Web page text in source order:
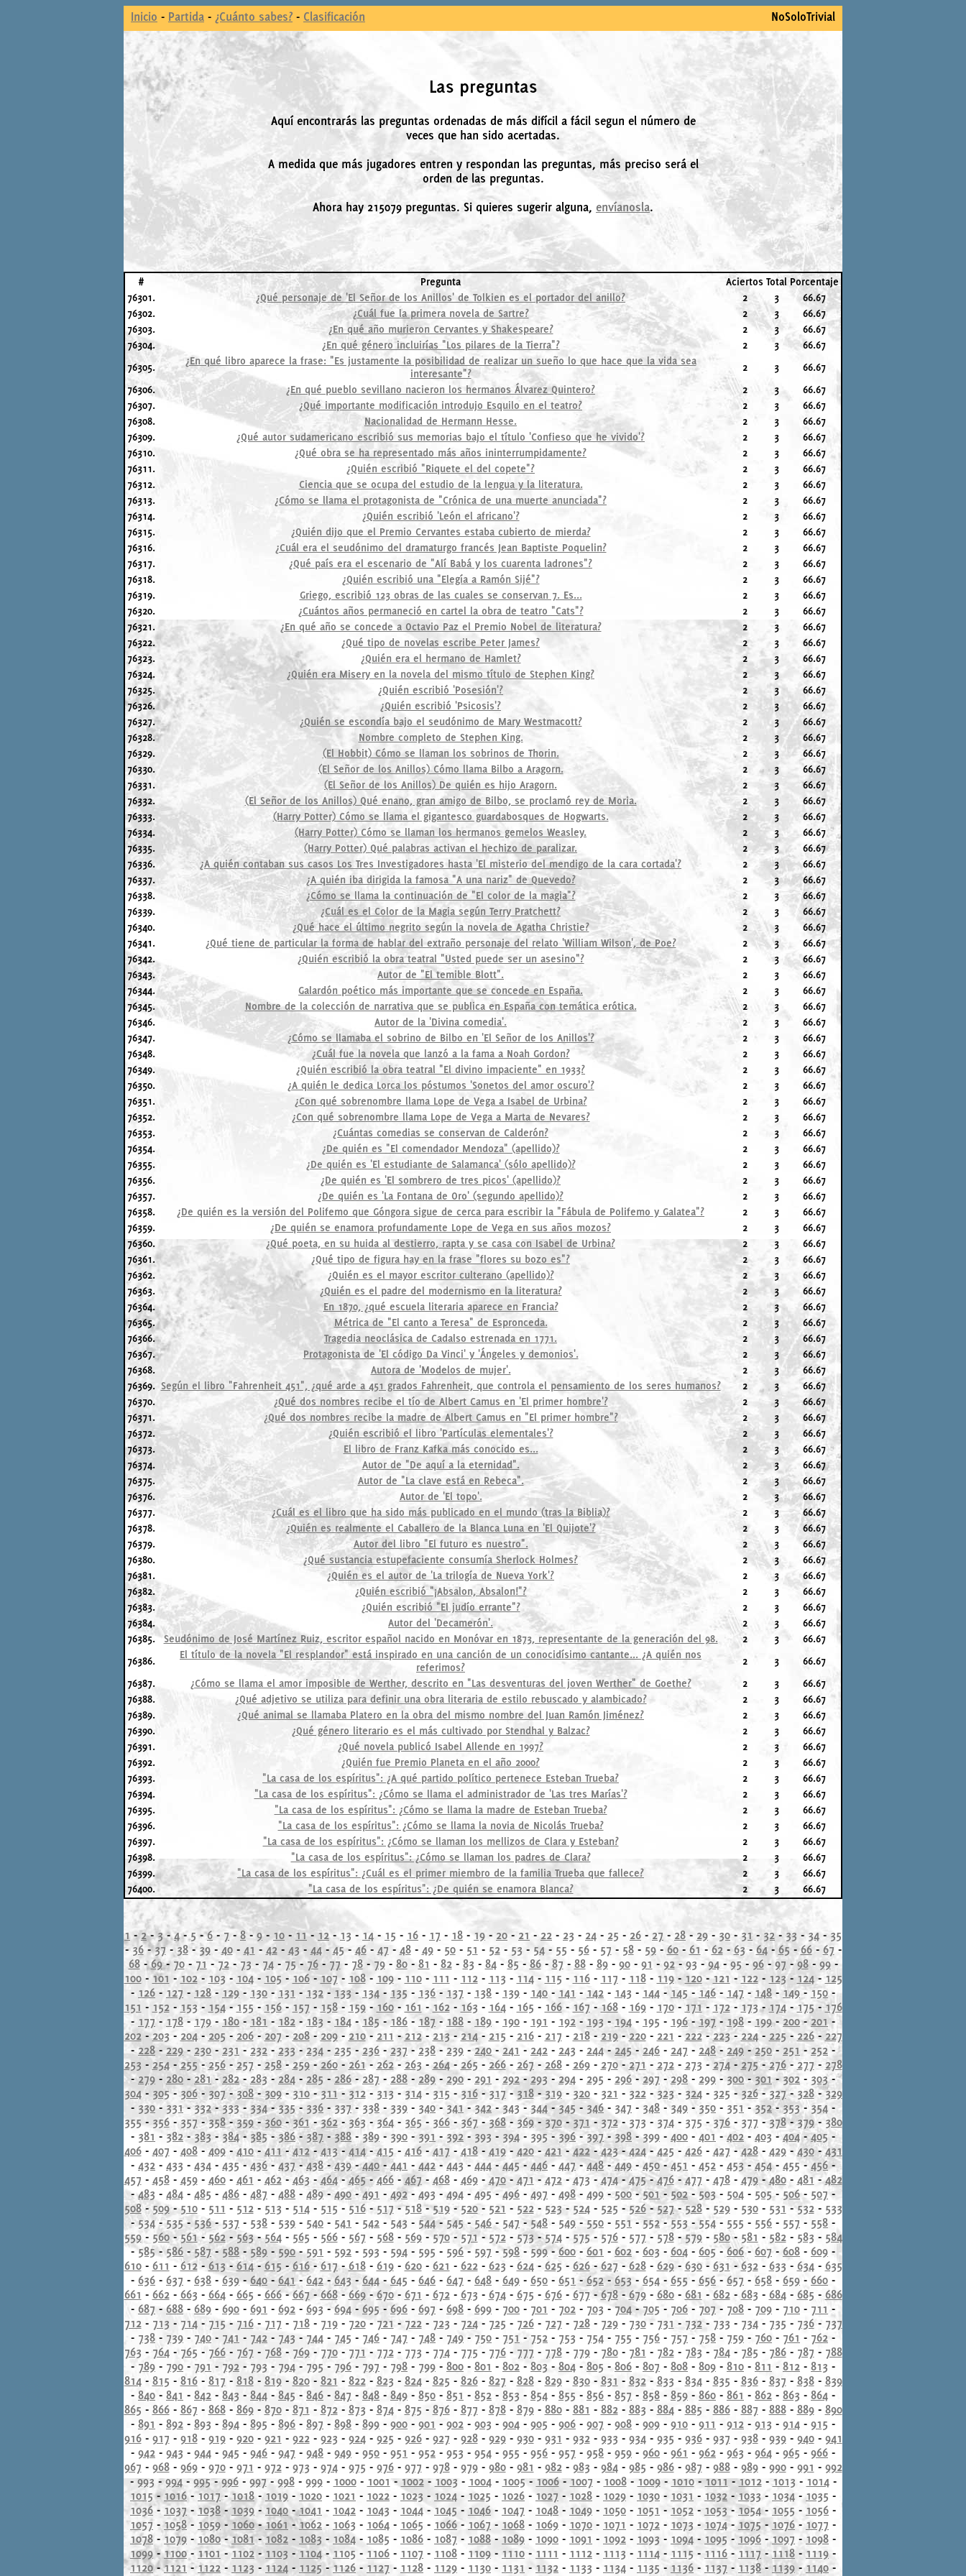
Inicio - Partida - ¿Cuánto sabes? - Clasificación NoSoloTrivial
Las preguntas
Aquí encontrarás las preguntas ordenadas de más difícil a fácil segun el número de
veces que han sido acertadas.
A medida que más jugadores entren y respondan las preguntas, más preciso será el
orden de las preguntas.
Ahora hay 215079 preguntas. Si quieres sugerir alguna, envíanosla.
# Pregunta Aciertos Total Porcentaje
76301.
¿Qué personaje de 'El Señor de los Anillos' de Tolkien es el portador del anillo? 2 3
66.67
76302.
¿Cuál fue la primera novela de Sartre? 2 3
66.67
76303.
¿En qué año murieron Cervantes y Shakespeare? 2 3
66.67
76304.
¿En qué género incluirías "Los pilares de la Tierra"? 2 3
66.67
76305.
¿En qué libro aparece la frase: "Es justamente la posibilidad de realizar un sueño lo que hace que la vida sea
interesante"?
2 3
66.67
76306.
¿En qué pueblo sevillano nacieron los hermanos Álvarez Quintero? 2 3
66.67
76307.
¿Qué importante modificación introdujo Esquilo en el teatro? 2 3
66.67
76308.
Nacionalidad de Hermann Hesse. 2 3
66.67
76309.
¿Qué autor sudamericano escribió sus memorias bajo el título 'Confieso que he vivido'? 2 3
66.67
76310.
¿Qué obra se ha representado más años ininterrumpidamente? 2 3
66.67
76311.
¿Quién escribió "Riquete el del copete"? 2 3
66.67
76312.
Ciencia que se ocupa del estudio de la lengua y la literatura. 2 3
66.67
76313.
¿Cómo se llama el protagonista de "Crónica de una muerte anunciada"? 2 3
66.67
76314.
¿Quién escribió 'León el africano'? 2 3
66.67
76315.
¿Quién dijo que el Premio Cervantes estaba cubierto de mierda? 2 3
66.67
76316.
¿Cuál era el seudónimo del dramaturgo francés Jean Baptiste Poquelin? 2 3
66.67
76317.
¿Qué país era el escenario de "Alí Babá y los cuarenta ladrones"? 2 3
66.67
76318.
¿Quién escribió una "Elegía a Ramón Sijé"? 2 3
66.67
76319.
Griego, escribió 123 obras de las cuales se conservan 7. Es... 2 3
66.67
76320.
¿Cuántos años permaneció en cartel la obra de teatro "Cats"? 2 3
66.67
76321.
¿En qué año se concede a Octavio Paz el Premio Nobel de literatura? 2 3
66.67
76322.
¿Qué tipo de novelas escribe Peter James? 2 3
66.67
76323.
¿Quién era el hermano de Hamlet? 2 3
66.67
76324.
¿Quién era Misery en la novela del mismo título de Stephen King? 2 3
66.67
76325.
¿Quién escribió 'Posesión'? 2 3
66.67
76326.
¿Quién escribió 'Psicosis'? 2 3
66.67
76327.
¿Quién se escondía bajo el seudónimo de Mary Westmacott? 2 3
66.67
76328.
Nombre completo de Stephen King. 2 3
66.67
76329.
(El Hobbit) Cómo se llaman los sobrinos de Thorin. 2 3
66.67
76330.
(El Señor de los Anillos) Cómo llama Bilbo a Aragorn. 2 3
66.67
76331.
(El Señor de los Anillos) De quién es hijo Aragorn. 2 3
66.67
76332.
(El Señor de los Anillos) Qué enano, gran amigo de Bilbo, se proclamó rey de Moria. 2 3
66.67
76333.
(Harry Potter) Cómo se llama el gigantesco guardabosques de Hogwarts. 2 3
66.67
76334.
(Harry Potter) Cómo se llaman los hermanos gemelos Weasley. 2 3
66.67
76335.
(Harry Potter) Qué palabras activan el hechizo de paralizar. 2 3
66.67
76336.
¿A quién contaban sus casos Los Tres Investigadores hasta 'El misterio del mendigo de la cara cortada'? 2 3
66.67
76337.
¿A quién iba dirigida la famosa "A una nariz" de Quevedo? 2 3
66.67
76338.
¿Cómo se llama la continuación de "El color de la magia"? 2 3
66.67
76339.
¿Cuál es el Color de la Magia según Terry Pratchett? 2 3
66.67
76340.
¿Qué hace el último negrito según la novela de Agatha Christie? 2 3
66.67
76341.
¿Qué tiene de particular la forma de hablar del extraño personaje del relato 'William Wilson', de Poe? 2 3
66.67
76342.
¿Quién escribió la obra teatral "Usted puede ser un asesino"? 2 3
66.67
76343.
Autor de "El temible Blott". 2 3
66.67
76344.
Galardón poético más importante que se concede en España. 2 3
66.67
76345.
Nombre de la colección de narrativa que se publica en España con temática erótica. 2 3
66.67
76346.
Autor de la 'Divina comedia'. 2 3
66.67
76347.
¿Cómo se llamaba el sobrino de Bilbo en 'El Señor de los Anillos'? 2 3
66.67
76348.
¿Cuál fue la novela que lanzó a la fama a Noah Gordon? 2 3
66.67
76349.
¿Quién escribió la obra teatral "El divino impaciente" en 1933? 2 3
66.67
76350.
¿A quién le dedica Lorca los póstumos 'Sonetos del amor oscuro'? 2 3
66.67
76351.
¿Con qué sobrenombre llama Lope de Vega a Isabel de Urbina? 2 3
66.67
76352.
¿Con qué sobrenombre llama Lope de Vega a Marta de Nevares? 2 3
66.67
76353.
¿Cuántas comedias se conservan de Calderón? 2 3
66.67
76354.
¿De quién es "El comendador Mendoza" (apellido)? 2 3
66.67
76355.
¿De quién es 'El estudiante de Salamanca' (sólo apellido)? 2 3
66.67
76356.
¿De quién es 'El sombrero de tres picos' (apellido)? 2 3
66.67
76357.
¿De quién es 'La Fontana de Oro' (segundo apellido)? 2 3
66.67
76358.
¿De quién es la versión del Polifemo que Góngora sigue de cerca para escribir la "Fábula de Polifemo y Galatea"? 2 3
66.67
76359.
¿De quién se enamora profundamente Lope de Vega en sus años mozos? 2 3
66.67
76360.
¿Qué poeta, en su huida al destierro, rapta y se casa con Isabel de Urbina? 2 3
66.67
76361.
¿Qué tipo de figura hay en la frase "flores su bozo es"? 2 3
66.67
76362.
¿Quién es el mayor escritor culterano (apellido)? 2 3
66.67
76363.
¿Quién es el padre del modernismo en la literatura? 2 3
66.67
76364.
En 1870, ¿qué escuela literaria aparece en Francia? 2 3
66.67
76365.
Métrica de "El canto a Teresa" de Espronceda. 2 3
66.67
76366.
Tragedia neoclásica de Cadalso estrenada en 1771. 2 3
66.67
76367.
Protagonista de 'El código Da Vinci' y 'Ángeles y demonios'. 2 3
66.67
76368.
Autora de 'Modelos de mujer'. 2 3
66.67
76369. Según el libro "Fahrenheit 451", ¿qué arde a 451 grados Fahrenheit, que controla el pensamiento de los seres humanos? 2 3
66.67
76370.
¿Qué dos nombres recibe el tío de Albert Camus en 'El primer hombre'? 2 3
66.67
76371.
¿Qué dos nombres recibe la madre de Albert Camus en "El primer hombre"? 2 3
66.67
76372.
¿Quién escribió el libro 'Partículas elementales'? 2 3
66.67
76373.
El libro de Franz Kafka más conocido es... 2 3
66.67
76374.
Autor de "De aquí a la eternidad". 2 3
66.67
76375.
Autor de "La clave está en Rebeca". 2 3
66.67
76376.
Autor de 'El topo'. 2 3
66.67
76377.
¿Cuál es el libro que ha sido más publicado en el mundo (tras la Biblia)? 2 3
66.67
76378.
¿Quién es realmente el Caballero de la Blanca Luna en 'El Quijote'? 2 3
66.67
76379.
Autor del libro "El futuro es nuestro". 2 3
66.67
76380.
¿Qué sustancia estupefaciente consumía Sherlock Holmes? 2 3
66.67
76381.
¿Quién es el autor de 'La trilogía de Nueva York'? 2 3
66.67
76382.
¿Quién escribió "¡Absalon, Absalon!"? 2 3
66.67
76383.
¿Quién escribió "El judío errante"? 2 3
66.67
76384.
Autor del 'Decamerón'. 2 3
66.67
76385.
Seudónimo de José Martínez Ruiz, escritor español nacido en Monóvar en 1873, representante de la generación del 98. 2 3
66.67
76386.
El título de la novela "El resplandor" está inspirado en una canción de un conocidísimo cantante... ¿A quién nos
referimos?
2 3
66.67
76387.
¿Cómo se llama el amor imposible de Werther, descrito en "Las desventuras del joven Werther" de Goethe? 2 3
66.67
76388.
¿Qué adjetivo se utiliza para definir una obra literaria de estilo rebuscado y alambicado? 2 3
66.67
76389.
¿Qué animal se llamaba Platero en la obra del mismo nombre del Juan Ramón Jiménez? 2 3
66.67
76390.
¿Qué género literario es el más cultivado por Stendhal y Balzac? 2 3
66.67
76391.
¿Qué novela publicó Isabel Allende en 1997? 2 3
66.67
76392.
¿Quién fue Premio Planeta en el año 2000? 2 3
66.67
76393.
"La casa de los espíritus": ¿A qué partido político pertenece Esteban Trueba? 2 3
66.67
76394.
"La casa de los espíritus": ¿Cómo se llama el administrador de 'Las tres Marías'? 2 3
66.67
76395.
"La casa de los espíritus": ¿Cómo se llama la madre de Esteban Trueba? 2 3
66.67
76396.
"La casa de los espíritus": ¿Cómo se llama la novia de Nicolás Trueba? 2 3
66.67
76397.
"La casa de los espíritus": ¿Cómo se llaman los mellizos de Clara y Esteban? 2 3
66.67
76398.
"La casa de los espíritus": ¿Cómo se llaman los padres de Clara? 2 3
66.67
76399.
"La casa de los espíritus": ¿Cuál es el primer miembro de la familia Trueba que fallece? 2 3
66.67
76400.
"La casa de los espíritus": ¿De quién se enamora Blanca? 2 3 66.67
1 -2-3-4- 5 -6 - 7 - 8-9- 10 - 11 - 12- 13 - 14 - 15 - 16 - 17 - 18 - 19 - 20 - 21 - 22 - 23 - 24 - 25 - 26 - 27 - 28 - 29 - 30 - 31 - 32 - 33 - 34 - 35
-36-37- 38- 39- 40- 41 - 42- 43 - 44- 45- 46- 47 - 48- 49- 50- 51 - 52- 53 - 54- 55 - 56- 57 - 58- 59- 60- 61 - 62- 63 -64- 65-66- 67-
68-69- 70- 71 - 72- 73 - 74- 75 - 76- 77 - 78- 79- 80- 81 - 82- 83 - 84- 85 - 86- 87 - 88- 89- 90- 91 - 92-93 -94-95- 96- 97 -98- 99-
100-101 - 102- 103 - 104- 105- 106-107- 108- 109- 110- 111 - 112- 113 - 114- 115 - 116- 117 - 118- 119- 120- 121 - 122- 123- 124- 125
- 126 - 127 - 128 - 129 - 130 - 131 - 132 -133- 134 - 135 - 136 - 137 - 138 - 139 - 140 - 141 - 142 - 143 - 144 - 145 - 146 - 147 - 148 -149 -150 -
151 - 152- 153 - 154- 155 - 156- 157 - 158- 159- 160- 161 - 162- 163 - 164- 165 - 166- 167 - 168- 169- 170- 171- 172- 173- 174-175- 176
- 177- 178 - 179 - 180- 181 - 182 - 183 - 184 - 185 - 186 -187 - 188 - 189 - 190 - 191 - 192 - 193 - 194 - 195 - 196-197 - 198 - 199- 200- 201-
202-203 - 204- 205 - 206- 207 - 208- 209- 210- 211 -212- 213 -214- 215 - 216- 217 - 218- 219-220- 221 - 222-223-224- 225- 226- 227
-228 -229- 230 - 231 - 232 - 233 - 234 - 235 - 236 - 237 -238 -239 -240 - 241 - 242 - 243 - 244-245 - 246 - 247 - 248- 249-250- 251 - 252 -
253 - 254-255-256- 257 - 258- 259- 260- 261 - 262- 263 - 264- 265 - 266- 267 - 268- 269- 270-271 - 272- 273 - 274- 275-276- 277 - 278
-279 - 280 - 281- 282- 283 - 284 - 285 - 286 - 287 - 288 - 289 - 290 - 291 - 292-293 - 294 - 295 - 296- 297 - 298 - 299 - 300-301 - 302 - 303-
304- 305 -306- 307-308-309- 310- 311 - 312- 313 - 314- 315 -316- 317 - 318-319- 320- 321 - 322- 323- 324- 325 - 326-327- 328-329
- 330 - 331-332-333- 334-335 - 336 - 337 - 338 - 339 - 340 - 341 - 342 - 343 -344-345 - 346 - 347 - 348 -349 - 350 - 351 -352-353- 354 -
355 - 356-357 -358-359- 360-361-362- 363 - 364- 365 - 366- 367 -368- 369-370- 371 - 372- 373 - 374- 375 - 376- 377 - 378-379- 380
- 381 - 382-383 - 384- 385-386- 387 - 388 - 389 - 390 - 391 - 392 - 393 - 394 - 395 -396 -397 - 398 - 399 - 400 - 401 - 402 - 403 -404-405-
406- 407 - 408- 409-410- 411 -412- 413- 414-415 - 416- 417 -418- 419- 420- 421 - 422-423-424- 425 - 426- 427 - 428- 429-430-431
- 432 - 433 - 434 - 435 - 436- 437 -438 -439-440 -441 - 442 - 443 - 444 -445 - 446 - 447 -448-449 - 450-451 - 452 - 453 - 454- 455 - 456 -
457 - 458- 459- 460- 461 - 462- 463 -464-465-466- 467 - 468- 469- 470- 471 - 472- 473 - 474- 475-476-477 - 478- 479-480- 481-482
-483 - 484 - 485 - 486 - 487 - 488 - 489- 490 -491 - 492- 493 -494 - 495 - 496 - 497 - 498 - 499 -500-501- 502- 503 - 504 - 505- 506- 507 -
508- 509-510- 511 - 512- 513 - 514- 515 - 516- 517 -518-519- 520- 521 - 522- 523- 524- 525 - 526-527-528- 529- 530- 531 -532- 533
-534-535- 536- 537 - 538 - 539 - 540 - 541 - 542 - 543 - 544-545 - 546 - 547 -548 - 549 - 550 - 551 - 552-553 - 554 - 555 - 556 - 557 - 558 -
559- 560- 561- 562-563- 564- 565 - 566- 567 - 568- 569-570- 571- 572- 573 -574- 575 - 576- 577 - 578-579- 580- 581 - 582- 583 - 584
-585 - 586 -587 -588 - 589 - 590- 591 - 592 - 593 - 594 - 595 - 596 - 597 -598 - 599-600 - 601 - 602 - 603 - 604 - 605- 606- 607 - 608 - 609 -
610- 611 - 612- 613-614-615 - 616- 617- 618- 619- 620- 621 - 622- 623 - 624- 625 - 626- 627 - 628- 629- 630- 631 -632- 633 - 634- 635
- 636 - 637 - 638 - 639- 640 -641 -642 -643 -644- 645 - 646 - 647 - 648 - 649 - 650 - 651 - 652- 653 - 654 - 655 - 656 - 657 - 658 - 659 - 660 -
661 - 662- 663 - 664- 665 - 666- 667 - 668- 669- 670- 671 - 672- 673 - 674- 675 - 676- 677 - 678- 679- 680- 681 - 682- 683 - 684- 685 - 686
- 687 - 688 - 689 - 690 - 691 - 692 - 693 -694 - 695 - 696 - 697 - 698 - 699 - 700 - 701 - 702 - 703 -704 -705 - 706 - 707 - 708 - 709 - 710 - 711 -
712- 713 - 714- 715- 716- 717 - 718- 719- 720- 721 - 722- 723 - 724- 725 - 726- 727 - 728- 729- 730- 731 - 732- 733 - 734- 735 - 736- 737
- 738 - 739 - 740 - 741 - 742 - 743 - 744 - 745 - 746 - 747 - 748 - 749 - 750 - 751 - 752 - 753 - 754 - 755 - 756 - 757 - 758 - 759 - 760 - 761 - 762 -
763 - 764- 765 - 766- 767 - 768- 769- 770- 771 - 772- 773 - 774- 775 - 776- 777 - 778- 779- 780- 781 - 782- 783 - 784- 785 - 786- 787 - 788
- 789 - 790 - 791 - 792 - 793 - 794 - 795 - 796 - 797 - 798 - 799 - 800 - 801 - 802 - 803 - 804 - 805 - 806 - 807 - 808 - 809 - 810 - 811 - 812 - 813 -
814- 815 - 816- 817 - 818- 819- 820- 821 - 822- 823 - 824- 825 - 826- 827 - 828- 829- 830- 831 - 832- 833 - 834- 835 - 836- 837 - 838- 839
- 840 - 841 - 842 - 843 - 844 - 845 - 846 - 847 - 848 - 849 - 850 - 851 - 852 - 853 - 854 - 855 - 856 - 857 - 858 - 859 - 860 - 861 - 862 - 863 - 864 -
865 - 866- 867 - 868- 869- 870- 871 - 872- 873 - 874- 875 - 876- 877 - 878- 879- 880- 881 - 882- 883 - 884- 885 - 886- 887 - 888- 889- 890
- 891 - 892 - 893 - 894 - 895 - 896 - 897 - 898 - 899 - 900 - 901 - 902 - 903 - 904 - 905 - 906 - 907 - 908 - 909 - 910 - 911 - 912 - 913 - 914 - 915 -
916- 917 - 918- 919- 920- 921 - 922- 923 - 924- 925 - 926- 927 - 928- 929- 930- 931 - 932- 933 - 934- 935 - 936- 937 - 938- 939- 940- 941
- 942 - 943 - 944 - 945 - 946 - 947 - 948 - 949 - 950 - 951 - 952 - 953 - 954 - 955 - 956 - 957 - 958 - 959 - 960 - 961 - 962 - 963 - 964 - 965 - 966 -
967 - 968- 969- 970- 971 - 972- 973 - 974- 975 - 976- 977 - 978- 979- 980- 981 - 982- 983 - 984- 985 - 986- 987 - 988- 989- 990- 991 - 992
-993-994- 995-996- 997- 998- 999- 1000- 1001 -1002- 1003 - 1004- 1005 -1006-1007 - 1008- 1009- 1010-1011-1012- 1013- 1014-
1015- 1016-1017 -1018 -1019 - 1020 - 1021 - 1022 - 1023 - 1024 - 1025 - 1026 - 1027 - 1028 - 1029 - 1030 - 1031 - 1032 -1033 - 1034 -1035 -
1036- 1037 - 1038 -1039- 1040 -1041 - 1042 - 1043 - 1044 - 1045 - 1046 - 1047 - 1048 - 1049 - 1050 - 1051 - 1052 - 1053 -1054- 1055 - 1056 -
1057 - 1058- 1059 -1060-1061 -1062 - 1063 - 1064 - 1065 - 1066 - 1067 - 1068 - 1069 - 1070 - 1071 - 1072 - 1073 - 1074-1075 - 1076 - 1077 -
1078 - 1079 - 1080-1081-1082 - 1083 - 1084 - 1085 - 1086 - 1087 - 1088 - 1089 - 1090 - 1091 - 1092 - 1093 - 1094 - 1095 - 1096 - 1097 - 1098 -
1099 -1100 -1101 -1102 - 1103 -1104-1105 - 1106 - 1107 - 1108 - 1109 - 1110 - 1111 - 1112 - 1113 - 1114 - 1115 - 1116 -1117 - 1118 - 1119 -
1120-1121 -1122 - 1123 - 1124 - 1125 - 1126 - 1127 - 1128 - 1129 - 1130 - 1131 - 1132 - 1133 - 1134 - 1135 - 1136 - 1137 - 1138 - 1139 -1140 -